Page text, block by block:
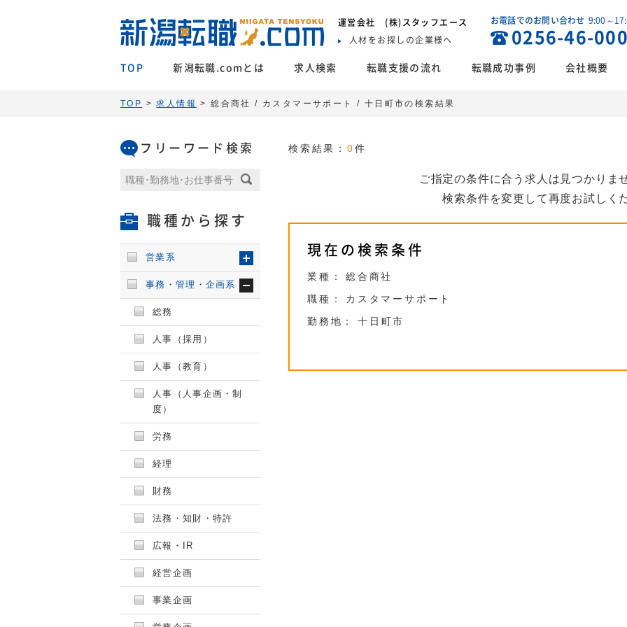
運営会社 (株)スタッフエース
人材をお探しの企業様へ
お電話でのお問い合わせ 9:00～
0256-46-
TOP 新潟転職.comとは 求人検索 転職支援の流れ 転職成功事例 会社概要
TOP >求人情報 > 総合商社 / カスタマーサポート / 十日町市の検索結果
検索結果： 0件
ご指定の条件に合う求人は見つかりま
検索条件を変更して再度お試しく
現在の検索条件
業種：
総合商社
職種：
カスタマーサポート
勤務地：
十日町市
フリーワード検索
職種から探す
営業系
事務・管理・企画系
総務
人事（採用）
人事（教育）
人事（人事企画・制
度）
労務
経理
財務
法務・知財・特許
広報・IR
経営企画
事業企画